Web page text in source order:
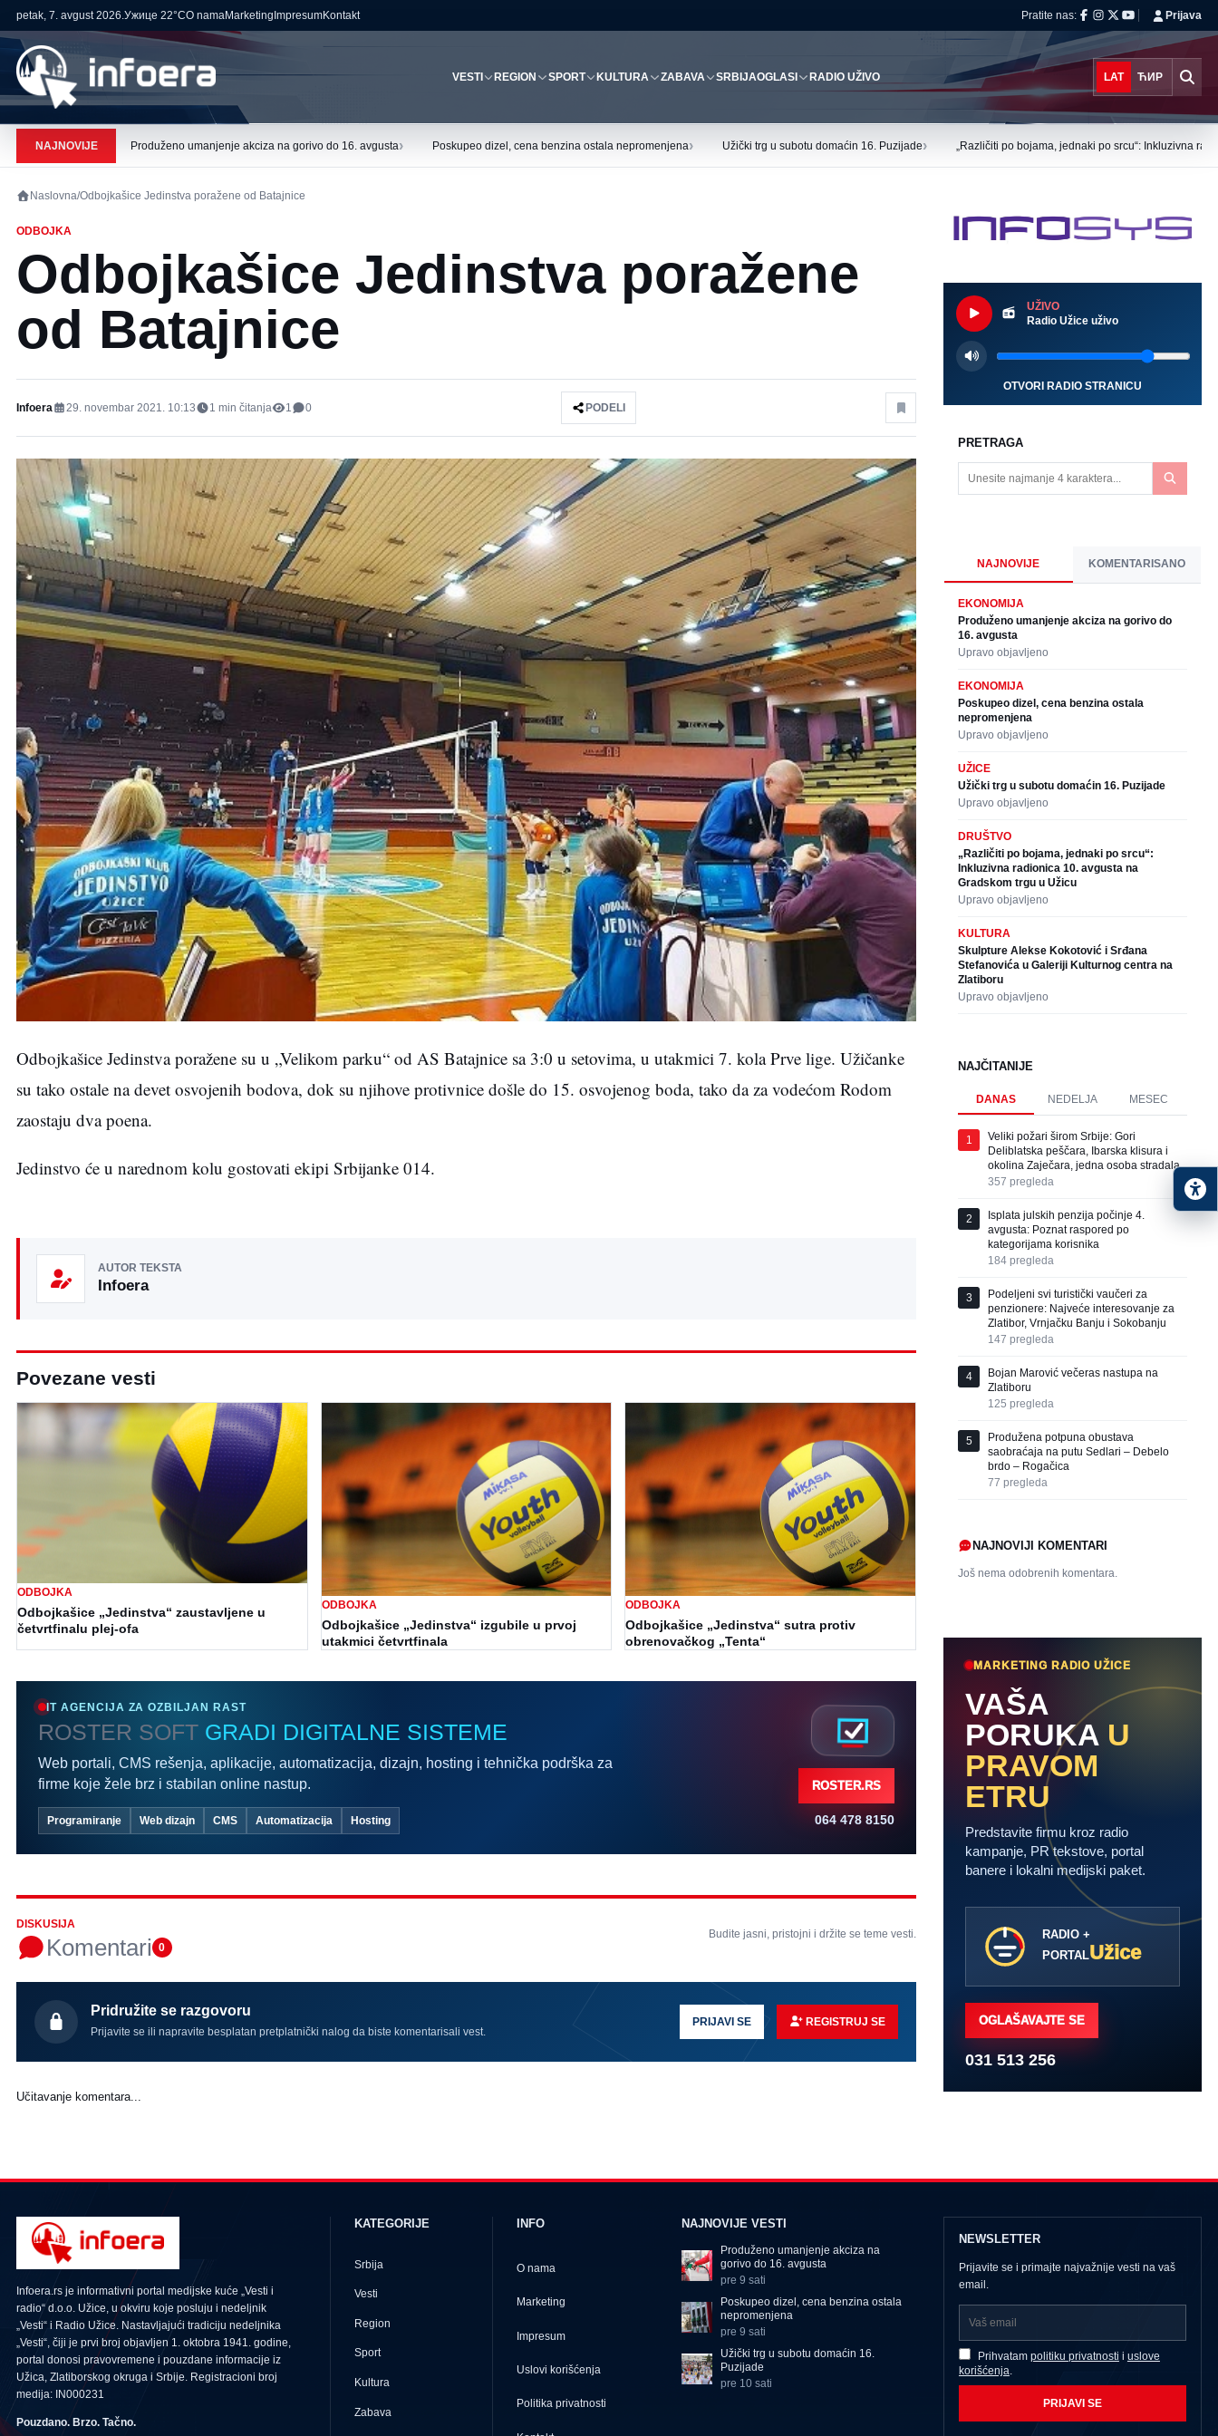
petak, 7. avgust 2026.Ужице 22°CO namaMarketing ImpresumKontakt Pratite nas: Prijava
VESTI REGION SPORT KULTURA ZABAVA SRBIJAOGLASI RADIO UŽIVO LAT ЋИР
NAJNOVIJE Produženo umanjenje akciza na gorivo do 16. avgusta› Poskupeo dizel, cena benzina ostala nepromenjena› Užički trg u subotu domaćin 16. Puzijade› „Različiti po bojama, jednaki po srcu“: Inkluzivna
Naslovna/Odbojkašice Jedinstva poražene od Batajnice
ODBOJKA
Odbojkašice Jedinstva poražene
od Batajnice
Infoera 29. novembar 2021. 10:13 1 min čitanja 1 0 PODELI
Odbojkašice Jedinstva poražene su u „Velikom parku“ od AS Batajnice sa 3:0 u setovima, u utakmici 7. kola Prve lige. Užičanke
su tako ostale na devet osvojenih bodova, dok su njihove protivnice došle do 15. osvojenog boda, tako da za vodećom Rodom
zaostaju dva poena.
Jedinstvo će u narednom kolu gostovati ekipi Srbijanke 014.
AUTOR TEKSTA
Infoera
Povezane vesti
ODBOJKA
Odbojkašice „Jedinstva“ zaustavljene u
četvrtfinalu plej-ofa
ODBOJKA
Odbojkašice „Jedinstva“ izgubile u prvoj
utakmici četvrtfinala
ODBOJKA
Odbojkašice „Jedinstva“ sutra protiv
obrenovačkog „Tenta“
IT AGENCIJA ZA OZBILJAN RAST
ROSTER SOFT GRADI DIGITALNE SISTEME
Web portali, CMS rešenja, aplikacije, automatizacija, dizajn, hosting i tehnička podrška za
firme koje žele brz i stabilan online nastup.
Programiranje Web dizajn CMS Automatizacija Hosting
ROSTER.RS
064 478 8150
DISKUSIJA
Komentari 0
Budite jasni, pristojni i držite se teme vesti.
Pridružite se razgovoru
Prijavite se ili napravite besplatan pretplatnički nalog da biste komentarisali vest.
PRIJAVI SE REGISTRUJ SE
Učitavanje komentara...
UŽIVO
Radio Užice uživo
OTVORI RADIO STRANICU
PRETRAGA
NAJNOVIJE KOMENTARISANO
EKONOMIJA
Produženo umanjenje akciza na gorivo do
16. avgusta
Upravo objavljeno
EKONOMIJA
Poskupeo dizel, cena benzina ostala
nepromenjena
Upravo objavljeno
UŽICE
Užički trg u subotu domaćin 16. Puzijade
Upravo objavljeno
DRUŠTVO
„Različiti po bojama, jednaki po srcu“:
Inkluzivna radionica 10. avgusta na
Gradskom trgu u Užicu
Upravo objavljeno
KULTURA
Skulpture Alekse Kokotović i Srđana
Stefanovića u Galeriji Kulturnog centra na
Zlatiboru
Upravo objavljeno
NAJČITANIJE
DANAS NEDELJA MESEC
1
Veliki požari širom Srbije: Gori
Deliblatska peščara, Ibarska klisura i
okolina Zaječara, jedna osoba stradala
357 pregleda
2
Isplata julskih penzija počinje 4.
avgusta: Poznat raspored po
kategorijama korisnika
184 pregleda
3
Podeljeni svi turistički vaučeri za
penzionere: Najveće interesovanje za
Zlatibor, Vrnjačku Banju i Sokobanju
147 pregleda
4
Bojan Marović večeras nastupa na
Zlatiboru
125 pregleda
5
Produžena potpuna obustava
saobraćaja na putu Sedlari – Debelo
brdo – Rogačica
77 pregleda
NAJNOVIJI KOMENTARI
Još nema odobrenih komentara.
MARKETING RADIO UŽICE
VAŠA
PORUKA U
PRAVOM
ETRU
Predstavite firmu kroz radio
kampanje, PR tekstove, portal
banere i lokalni medijski paket.
RADIO +
PORTALUžice
OGLAŠAVAJTE SE
031 513 256
Infoera.rs je informativni portal medijske kuće „Vesti i
radio“ d.o.o. Užice, u okviru koje posluju i nedeljnik
„Vesti“ i Radio Užice. Nastavljajući tradiciju nedeljnika
„Vesti“, čiji je prvi broj objavljen 1. oktobra 1941. godine,
portal donosi pravovremene i pouzdane informacije iz
Užica, Zlatiborskog okruga i Srbije. Registracioni broj
medija: IN000231
Pouzdano. Brzo. Tačno.
KATEGORIJE
Srbija
Vesti
Region
Sport
Kultura
Zabava
INFO
O nama
Marketing
Impresum
Uslovi korišćenja
Politika privatnosti
NAJNOVIJE VESTI
Produženo umanjenje akciza na
gorivo do 16. avgusta
pre 9 sati
Poskupeo dizel, cena benzina ostala
nepromenjena
pre 9 sati
Užički trg u subotu domaćin 16.
Puzijade
pre 10 sati
NEWSLETTER
Prijavite se i primajte najvažnije vesti na vaš
email.
Prihvatam politiku privatnosti i uslove
korišćenja.
PRIJAVI SE